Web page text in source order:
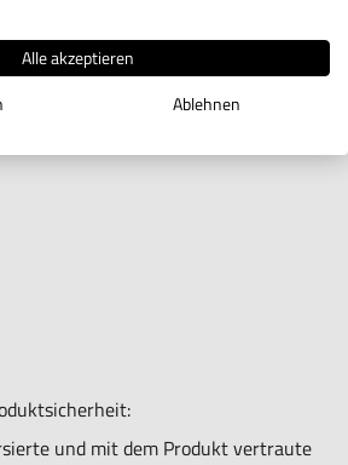
und mit dem Produkt vertraute
Alle akzeptieren
Ablehnen